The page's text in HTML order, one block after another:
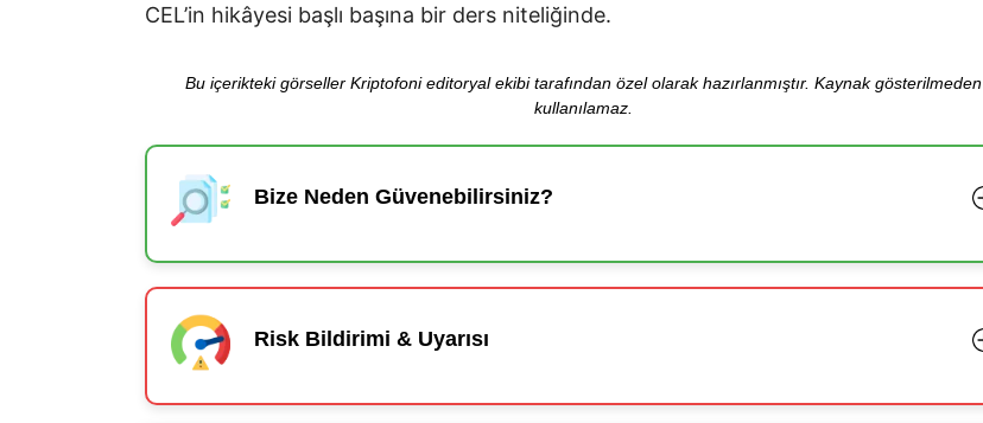
CEL’in hikâyesi başlı başına bir ders niteliğinde.
Bu içerikteki görseller Kriptofoni editoryal ekibi tarafından özel olarak hazırlanmıştır. Kaynak gösterilmeden
kullanılamaz.
Bize Neden Güvenebilirsiniz?
Risk Bildirimi & Uyarısı